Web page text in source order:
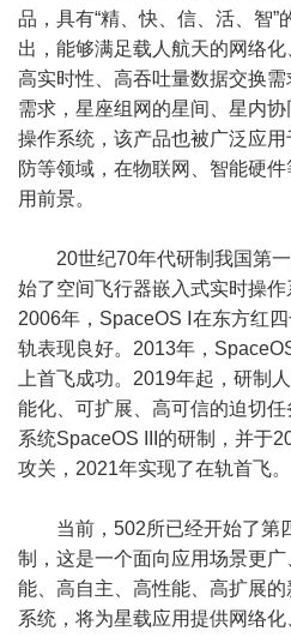
品，具有“精、快、信、活、智
出，能够满足载人航天的网络
高实时性、高吞吐量数据交换
需求，星座组网的星间、星内
操作系统，该产品也被广泛应
防等领域，在物联网、智能硬
用前景。
20世纪70年代研制我国第
始了空间飞行器嵌入式实时操作
2006年，SpaceOS Ⅰ在东方红
轨表现良好。2013年，
上首飞成功。2019年起，研制
能化、可扩展、高可信的迫切
系统SpaceOS III的研制，并于
攻关，2021年实现了在轨首飞。
当前，502所已经开始了第
制，这是一个面向应用场景更
能、高自主、高性能、高扩展
系统，将为星载应用提供网络化